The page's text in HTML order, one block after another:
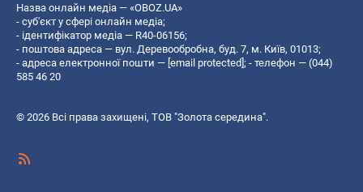
Назва онлайн медіа — «OBOZ.UA»
- суб'єкт у сфері онлайн медіа;
- ідентифікатор медіа — R40-06156;
- поштова адреса — вул. Деревообробна, буд. 7, м. Київ, 01013;
- адреса електронної пошти — [email protected]; - телефон — (044)
585 46 20
© 2026 Всі права захищені, ТОВ "Золота середина".